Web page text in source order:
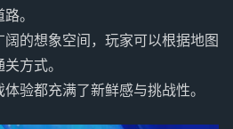
。
的想象空间，玩家可以根据地图
方式。
验都充满了新鲜感与挑战性。